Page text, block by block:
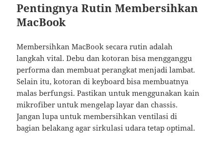
Pentingnya Rutin Membersihkan
MacBook
Membersihkan MacBook secara rutin adalah
langkah vital. Debu dan kotoran bisa mengganggu
performa dan membuat perangkat menjadi lambat.
Selain itu, kotoran di keyboard bisa membuatnya
malas berfungsi. Pastikan untuk menggunakan kain
mikrofiber untuk mengelap layar dan chassis.
Jangan lupa untuk membersihkan ventilasi di
bagian belakang agar sirkulasi udara tetap optimal.